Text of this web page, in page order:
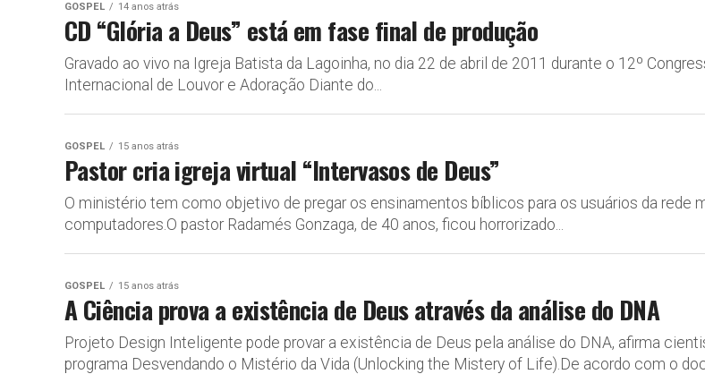
GOSPEL 14 anos atrás
CD “Glória a Deus” está em fase final de produção
Gravado ao vivo na Igreja Batista da Lagoinha, no dia 22 de abril de 2011 durante o 12º
Internacional de Louvor e Adoração Diante do...
GOSPEL 15 anos atrás
Pastor cria igreja virtual “Intervasos de Deus”
O ministério tem como objetivo de pregar os ensinamentos bíblicos para os usuários da rede
computadores.O pastor Radamés Gonzaga, de 40 anos, ficou horrorizado...
GOSPEL 15 anos atrás
A Ciência prova a existência de Deus através da análise do DNA
Projeto Design Inteligente pode provar a existência de Deus pela análise do DNA, afirma
programa Desvendando o Mistério da Vida (Unlocking the Mistery of Life).De acordo com o